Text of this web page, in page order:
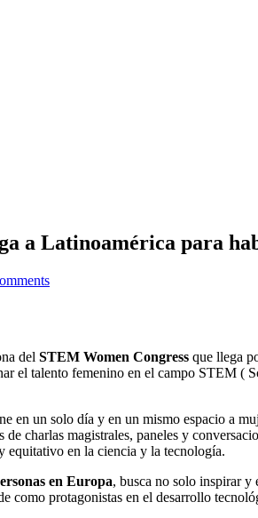
a Latinoamérica para
del STEM Women Congress que llega
el talento femenino en el campo STEM (
en un solo día y en un mismo espacio a
charlas magistrales, paneles y
equitativo en la ciencia y la tecnología.
en Europa, busca no solo inspirar y
como protagonistas en el desarrollo